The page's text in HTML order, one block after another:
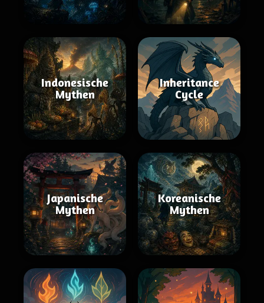
Indonesische
Mythen
Inheritance
Cycle
Japanische
Mythen
Koreanische
Mythen